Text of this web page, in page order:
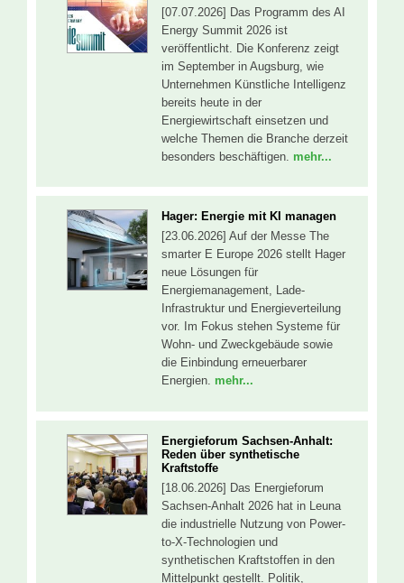
[07.07.2026] Das Programm des AI
Energy Summit 2026 ist
veröffentlicht. Die Konferenz zeigt
im September in Augsburg, wie
Unternehmen Künstliche Intelligenz
bereits heute in der
Energiewirtschaft einsetzen und
welche Themen die Branche derzeit
besonders beschäftigen. mehr...
Hager: Energie mit KI managen
[23.06.2026] Auf der Messe The
smarter E Europe 2026 stellt Hager
neue Lösungen für
Energiemanagement, Lade-
Infrastruktur und Energieverteilung
vor. Im Fokus stehen Systeme für
Wohn- und Zweckgebäude sowie
die Einbindung erneuerbarer
Energien. mehr...
Energieforum Sachsen-Anhalt:
Reden über synthetische
Kraftstoffe
[18.06.2026] Das Energieforum
Sachsen-Anhalt 2026 hat in Leuna
die industrielle Nutzung von Power-
to-X-Technologien und
synthetischen Kraftstoffen in den
Mittelpunkt gestellt. Politik,